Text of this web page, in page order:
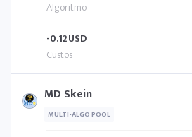
-0.12USD
MD Skein
MULTI-ALGO POOL